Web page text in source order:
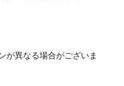
が異なる場合がございま